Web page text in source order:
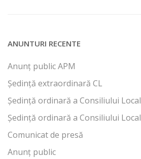
ANUNTURI RECENTE
Anunț public APM
Ședință extraordinară CL
Ședință ordinară a Consiliului Local
Ședință ordinară a Consiliului Local
Comunicat de presă
Anunț public